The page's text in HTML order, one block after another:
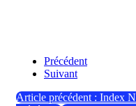
Précédent
Suivant
Article précédent : Index